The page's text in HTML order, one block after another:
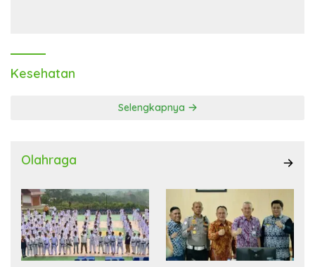
Kesehatan
Selengkapnya
Olahraga